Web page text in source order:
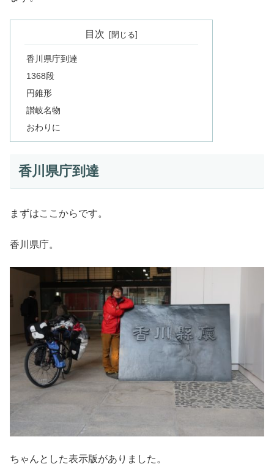
目次
香川県庁到達
1368段
円錐形
讃岐名物
おわりに
香川県庁到達
まずはここからです。
香川県庁。
ちゃんとした表示版がありました。